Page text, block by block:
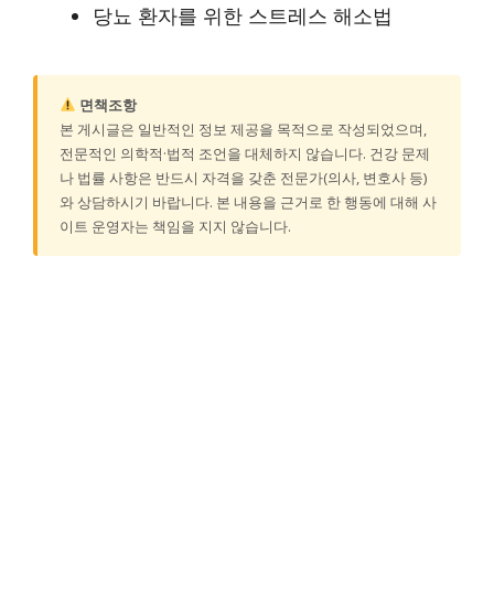
당뇨 환자를 위한 스트레스 해소법
면책조항
본 게시글은 일반적인 정보 제공을 목적으로 작성되었으며,
전문적인 의학적·법적 조언을 대체하지 않습니다. 건강 문제
나 법률 사항은 반드시 자격을 갖춘 전문가(의사, 변호사 등)
와 상담하시기 바랍니다. 본 내용을 근거로 한 행동에 대해 사
이트 운영자는 책임을 지지 않습니다.